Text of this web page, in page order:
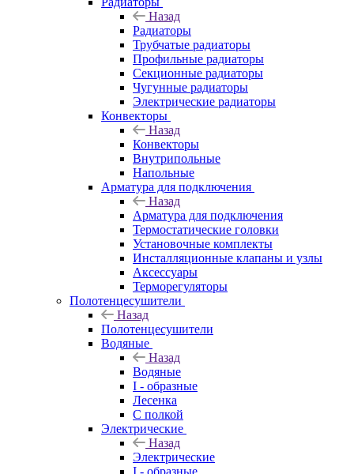
Назад
Радиаторы
Трубчатые радиаторы
Профильные радиаторы
Секционные радиаторы
Чугунные радиаторы
Электрические радиаторы
Конвекторы
Назад
Конвекторы
Внутрипольные
Напольные
Арматура для подключения
Назад
Арматура для подключения
Термостатические головки
Установочные комплекты
Инсталляционные клапаны и узлы
Аксессуары
Терморегуляторы
Полотенцесушители
Назад
Полотенцесушители
Водяные
Назад
Водяные
I - образные
Лесенка
С полкой
Электрические
Назад
Электрические
I - образные